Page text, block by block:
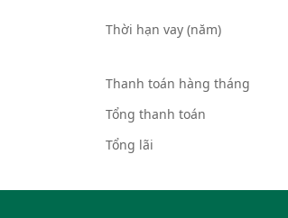
Thời hạn vay (năm)
Thanh toán hàng tháng
Tổng thanh toán
Tổng lãi